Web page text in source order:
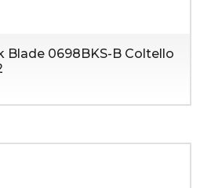
Blade 0698BKS-B Coltello